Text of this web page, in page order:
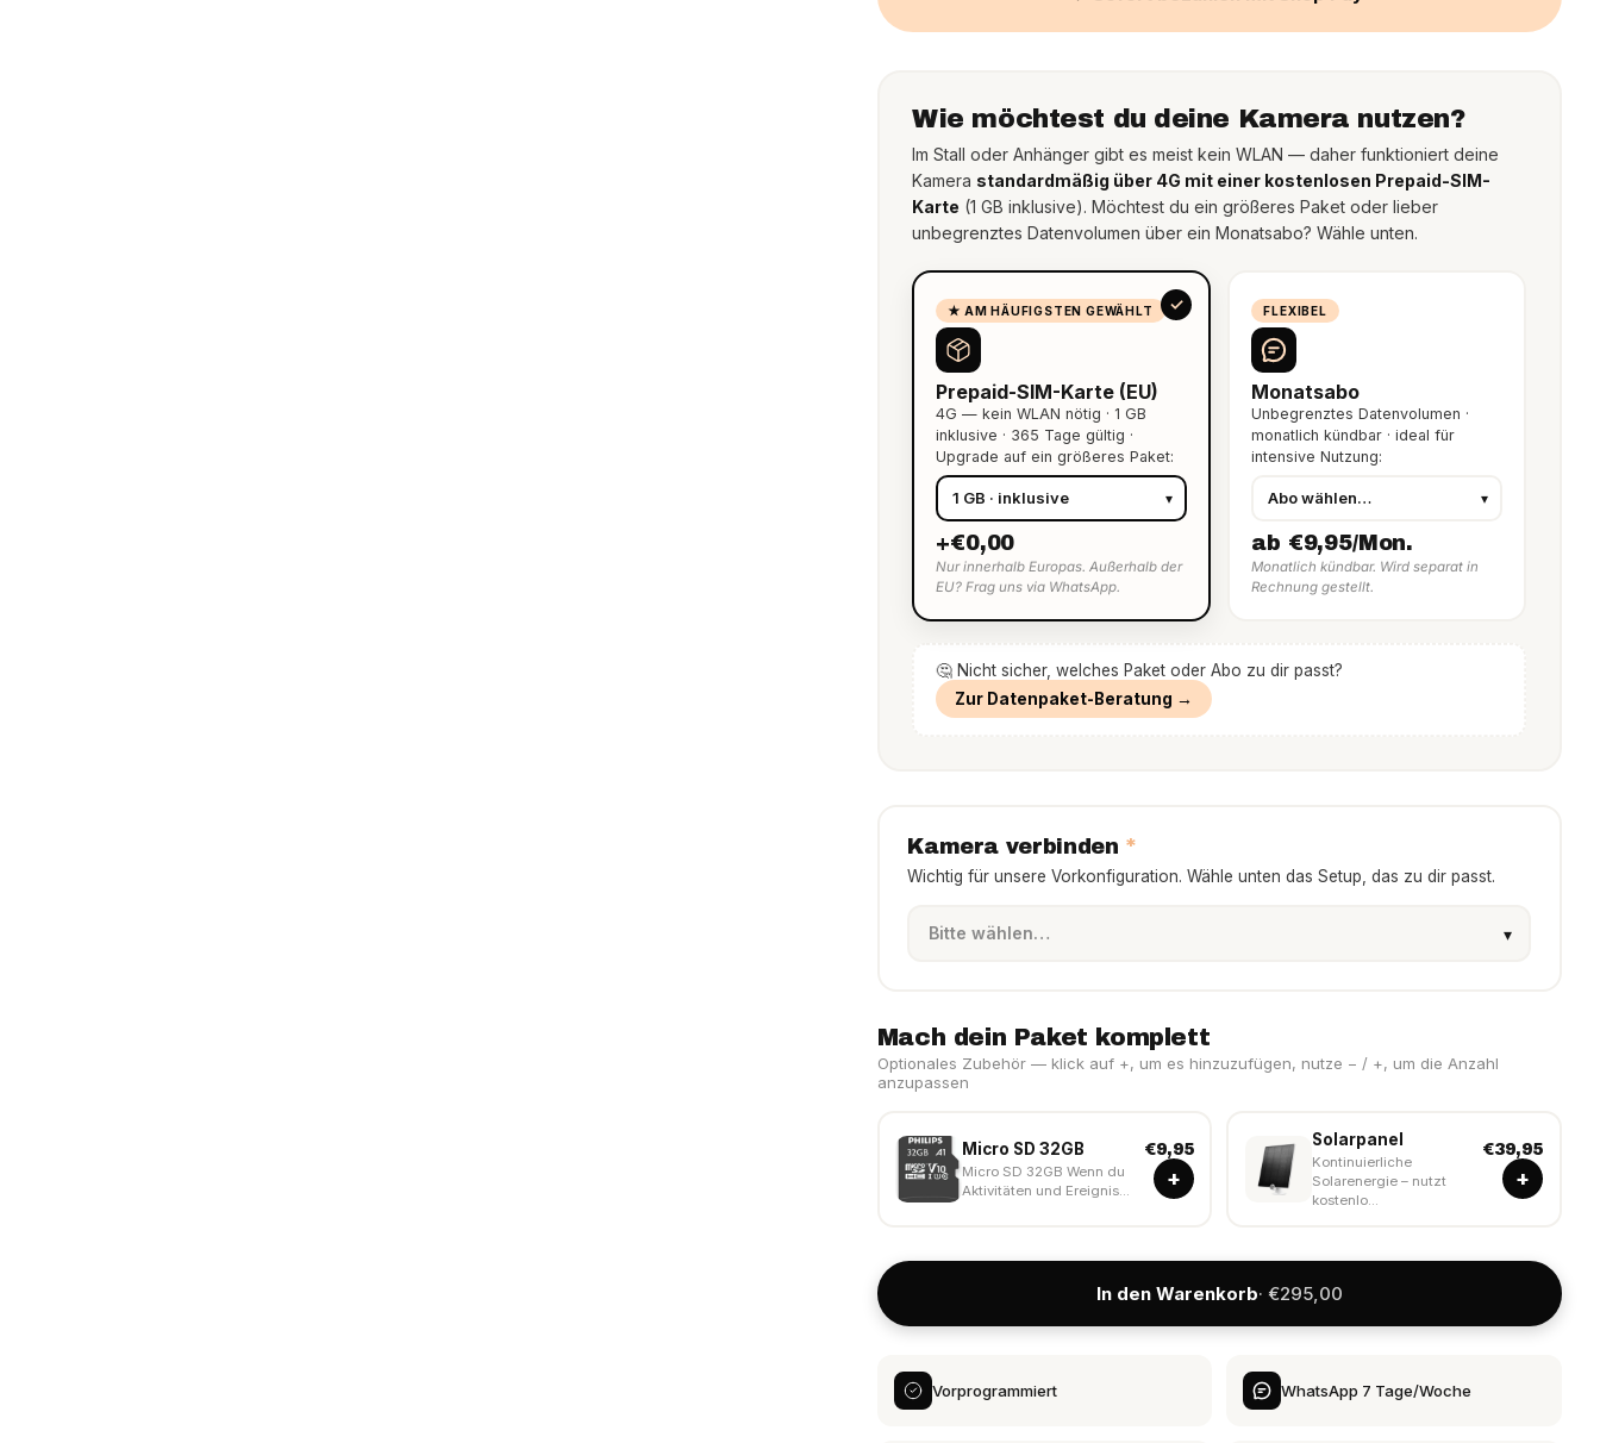
Wie möchtest du deine Kamera nutzen?
Im Stall oder Anhänger gibt es meist kein WLAN — daher funktioniert deine
Kamera standardmäßig über 4G mit einer kostenlosen Prepaid-SIM-
Karte (1 GB inklusive). Möchtest du ein größeres Paket oder lieber
unbegrenztes Datenvolumen über ein Monatsabo? Wähle unten.
★ AM HÄUFIGSTEN GEWÄHLT
Prepaid-SIM-Karte (EU)
4G — kein WLAN nötig · 1 GB
inklusive · 365 Tage gültig ·
Upgrade auf ein größeres Paket:
+€0,00
Nur innerhalb Europas. Außerhalb der
EU? Frag uns via WhatsApp.
FLEXIBEL
Monatsabo
Unbegrenztes Datenvolumen ·
monatlich kündbar · ideal für
intensive Nutzung:
ab €9,95/Mon.
Monatlich kündbar. Wird separat in
Rechnung gestellt.
🤔 Nicht sicher, welches Paket oder Abo zu dir passt?
Zur Datenpaket-Beratung →
Kamera verbinden *
Wichtig für unsere Vorkonfiguration. Wähle unten das Setup, das zu dir passt.
Mach dein Paket komplett
Optionales Zubehör — klick auf +, um es hinzuzufügen, nutze − / +, um die Anzahl
anzupassen
Micro SD 32GB
Micro SD 32GB Wenn du
Aktivitäten und Ereignis...
€9,95
+
Solarpanel
Kontinuierliche
Solarenergie – nutzt
kostenlo...
€39,95
+
In den Warenkorb· €295,00
Vorprogrammiert WhatsApp 7 Tage/Woche